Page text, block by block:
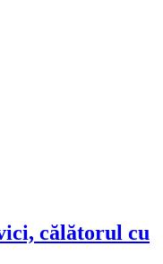
călătorul cu